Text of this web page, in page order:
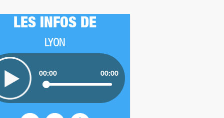
LES INFOS DE
LYON
00:00 00:00